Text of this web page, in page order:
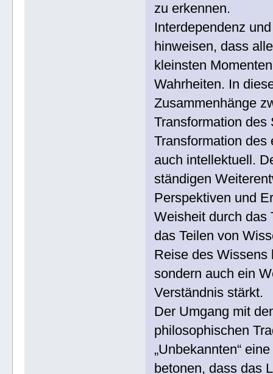
zu erkennen.
Interdependenz
hinweisen, dass
kleinsten
Wahrheiten. In
Zusammenhänge
Transformation
Transformation
auch intellektuell.
ständigen
Perspektiven und
Weisheit durch
das Teilen von
Reise des Wissens
sondern auch ein
Verständnis stärkt.
Der Umgang mit
philosophischen
„Unbekannten“
betonen, dass das